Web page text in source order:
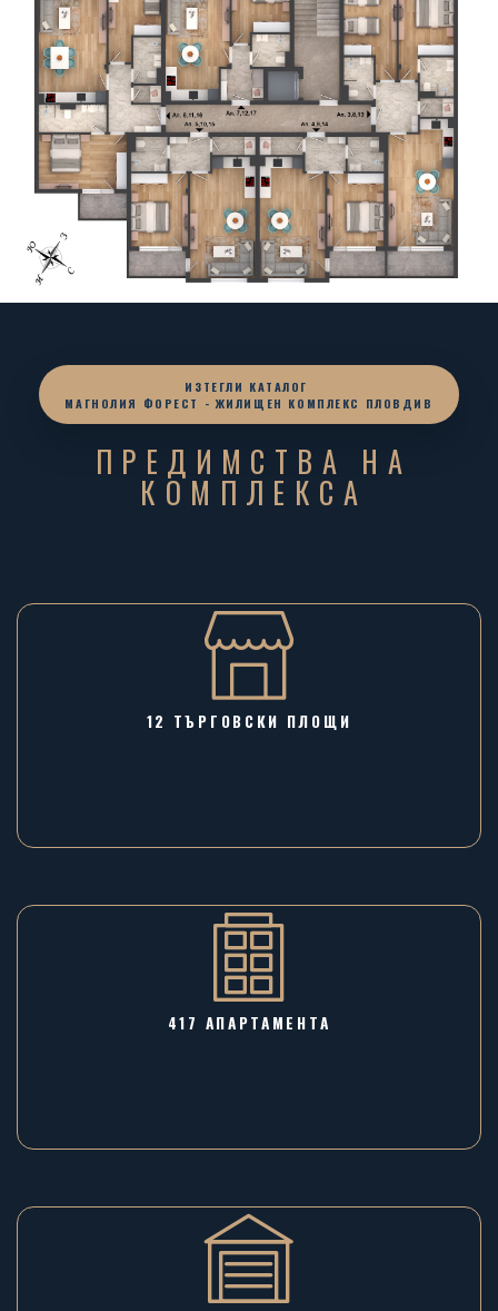
ИЗТЕГЛИ КАТАЛОГ
МАГНОЛИЯ ФОРЕСТ - ЖИЛИЩЕН КОМПЛЕКС ПЛОВДИВ
ПРЕДИМСТВА НА
КОМПЛЕКСА
12 ТЪРГОВСКИ ПЛОЩИ
417 АПАРТАМЕНТА